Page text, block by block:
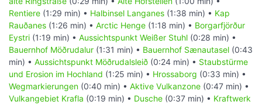
Rentiere (1:29 min) • Halbinsel Langanes (1:38 min) • Kap
Rauðanes (1:26 min) • Arctic Henge (1:18 min) • Borgarfjörður
Eystri (1:19 min) • Aussichtspunkt Weißer Stuhl (0:28 min) •
Bauernhof Möðrudalur (1:31 min) • Bauernhof Sænautasel (0:43
min) • Aussichtspunkt Möðrudalsleið (0:24 min) • Staubstürme
und Erosion im Hochland (1:25 min) • Hrossaborg (0:33 min) •
Wegmarkierungen (0:40 min) • Aktive Vulkanzone (0:47 min) •
Vulkangebiet Krafla (0:19 min) • Dusche (0:37 min) • Kraftwerk